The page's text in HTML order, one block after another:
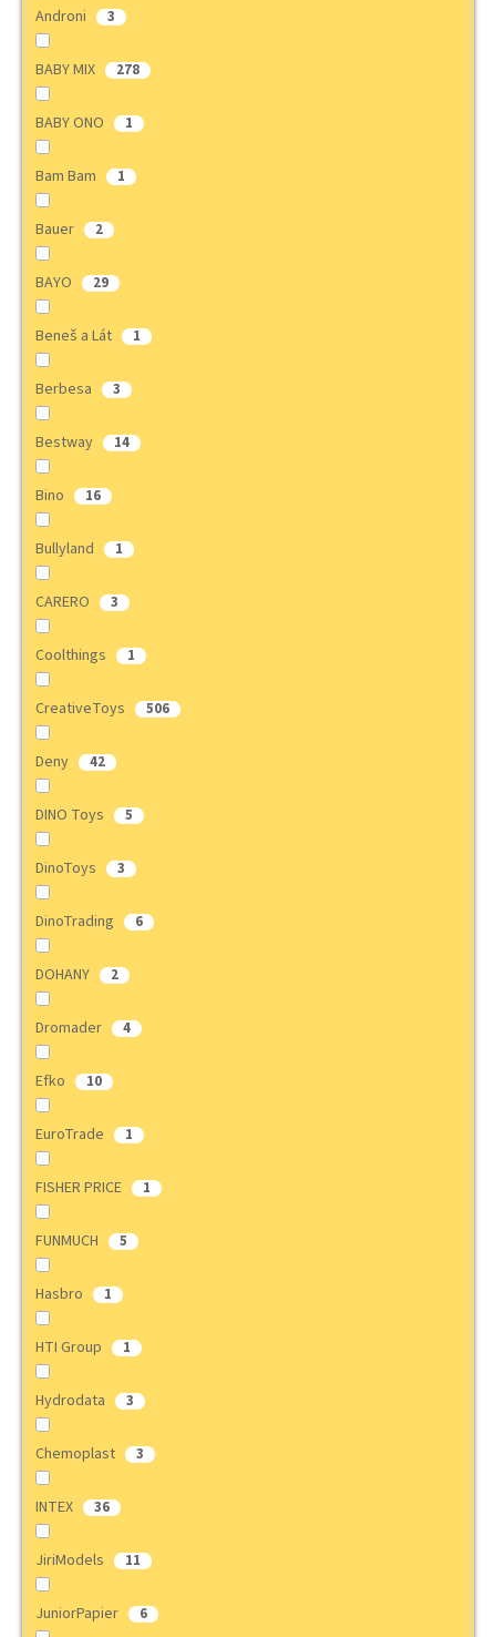
Androni 3
BABY MIX 278
BABY ONO 1
Bam Bam 1
Bauer 2
BAYO 29
Beneš a Lát 1
Berbesa 3
Bestway 14
Bino 16
Bullyland 1
CARERO 3
Coolthings 1
CreativeToys 506
Deny 42
DINO Toys 5
DinoToys 3
DinoTrading 6
DOHANY 2
Dromader 4
Efko 10
EuroTrade 1
FISHER PRICE 1
FUNMUCH 5
Hasbro 1
HTI Group 1
Hydrodata 3
Chemoplast 3
INTEX 36
JiriModels 11
JuniorPapier 6